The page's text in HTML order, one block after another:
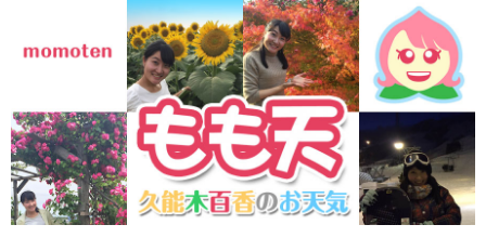
ラジオ
アナウンサー
イベント
ニュース